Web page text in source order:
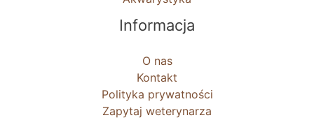
Informacja
O nas
Kontakt
Polityka prywatności
Zapytaj weterynarza